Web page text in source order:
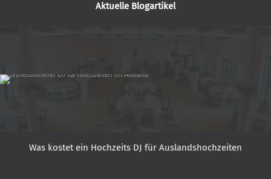
Aktuelle Blogartikel
Was kostet ein Hochzeits DJ für Auslandshochzeiten
Destination Wedding - heiraten im Ausland